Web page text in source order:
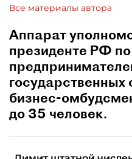
Все материалы автора
Аппарат
президенте РФ
бизнес-
до 35 человек.